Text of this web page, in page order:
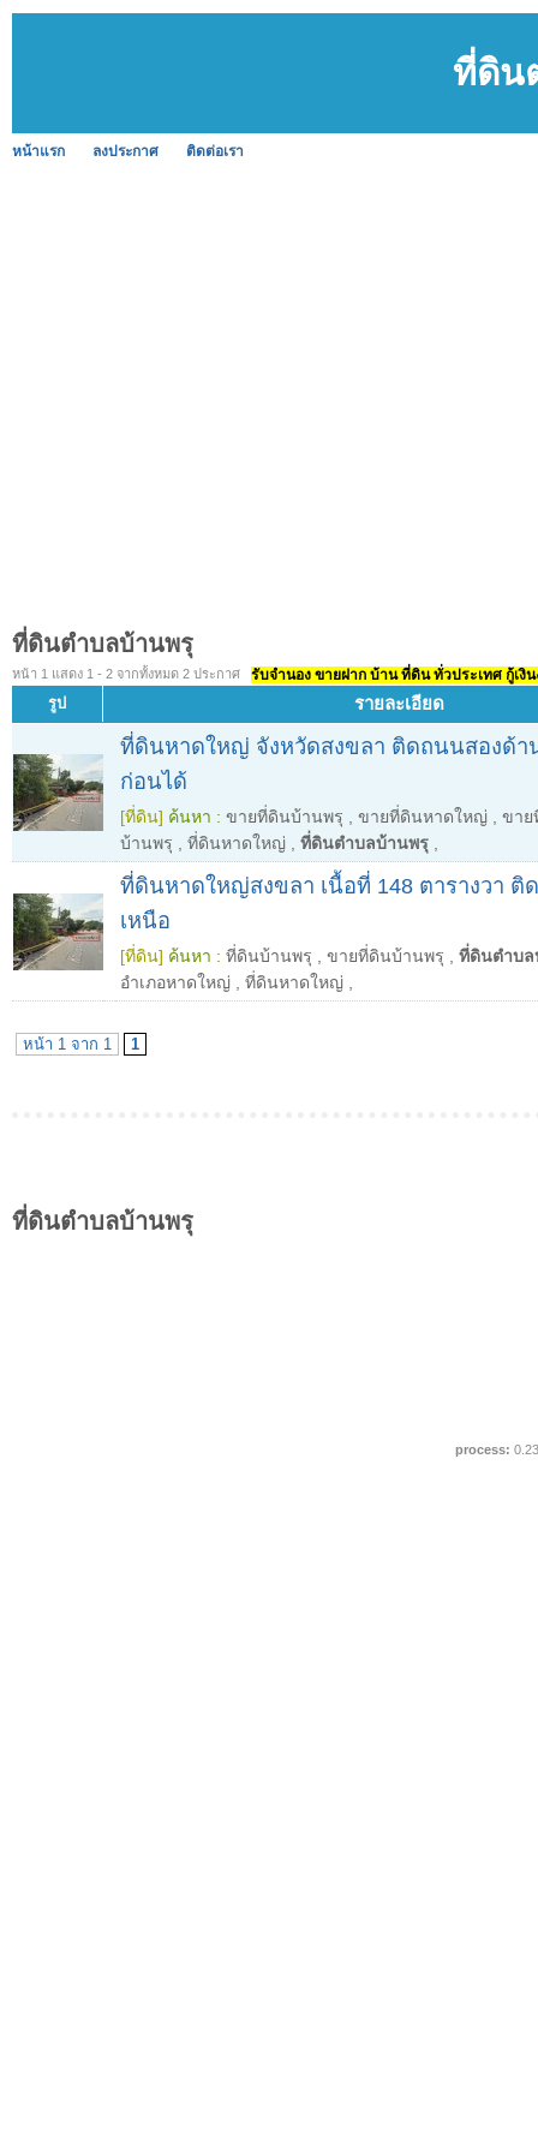
ที่ดิน
หน้าแรก ลงประกาศ ติดต่อเรา
ที่ดินตำบลบ้านพรุ
หน้า 1 แสดง 1 - 2 จากทั้งหมด 2 ประกาศ รับจำนอง ขายฝาก บ้าน ที่ดิน ทั่วประเทศ กู้เงิ
รูป รายละเอียด
ที่ดินหาดใหญ่ จังหวัดสงขลา ติดถนนสองด้า
ก่อนได้
[ที่ดิน] ค้นหา : ขายที่ดินบ้านพรุ ขายที่ดินหาดใหญ่
ขาย
บ้านพรุ
ที่ดินหาดใหญ่ ที่ดินตำบลบ้านพรุ
ที่ดินหาดใหญ่สงขลา เนื้อที่ 148 ตารางวา ติ
เหนือ
[ที่ดิน] ค้นหา : ที่ดินบ้านพรุ ขายที่ดินบ้านพรุ
ที่ดินตำบล
อำเภอหาดใหญ่
ที่ดินหาดใหญ่
หน้า 1 จาก 1 1
ที่ดินตำบลบ้านพรุ
process: